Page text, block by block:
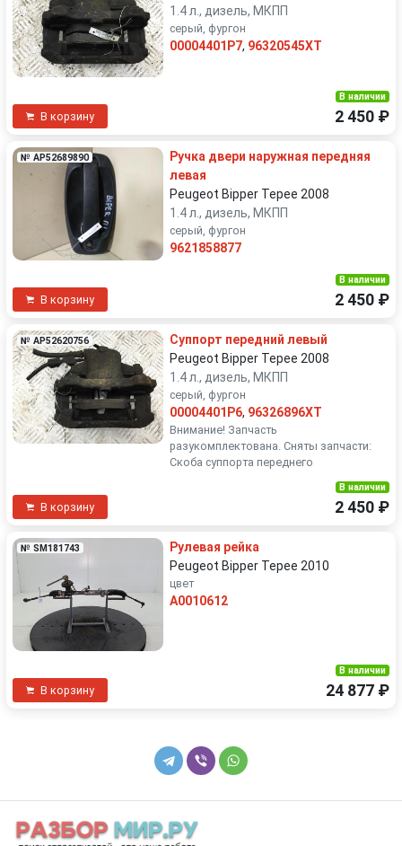
1.4 л., дизель, МКПП
серый, фургон
00004401P7, 96320545XT
В корзину
В наличии
2 450 ₽
№ AP52689890
Ручка двери наружная передняя
левая
Peugeot Bipper Tepee 2008
1.4 л., дизель, МКПП
серый, фургон
9621858877
В корзину
В наличии
2 450 ₽
№ AP52620756
Суппорт передний левый
Peugeot Bipper Tepee 2008
1.4 л., дизель, МКПП
серый, фургон
00004401P6, 96326896XT
Внимание! Запчасть
разукомплектована. Сняты запчасти:
Скоба суппорта переднего
В корзину
В наличии
2 450 ₽
№ SM181743
Рулевая рейка
Peugeot Bipper Tepee 2010
цвет
A0010612
В корзину
В наличии
24 877 ₽